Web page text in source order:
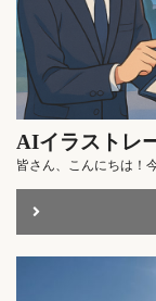
AIイラストレ
皆さん、こんにちは！